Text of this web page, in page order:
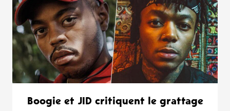
Boogie et JID critiquent le grattage